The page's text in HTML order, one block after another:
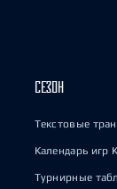
СЕЗОН
Текстовые
Календарь игр
Турнирные